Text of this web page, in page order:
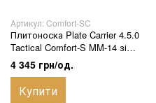
Артикул: Comfort-SC
Плитоноска Plate Carrier 4.5.0
Tactical Comfort-S MM-14 зі
швидким скиданням 4 точки,
Cordura 1000D, з 3 підсумками
АК
4 345 грн/од.
Купити